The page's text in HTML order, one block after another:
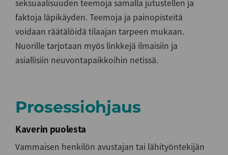
seksuaalisuuden teemoja samalla jutustellen ja
faktoja läpikäyden. Teemoja ja painopisteitä
voidaan räätälöidä tilaajan tarpeen mukaan.
Nuorille tarjotaan myös linkkejä ilmaisiin ja
asiallisiin neuvontapaikkoihin netissä.
Prosessiohjaus
Kaverin puolesta
Vammaisen henkilön avustajan tai lähityöntekijän